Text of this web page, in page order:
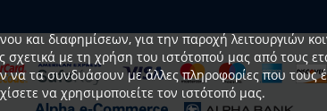
και διαφημίσεων, για την παροχή λειτουργιών
σχετικά με τη χρήση του ιστότοπού μας από τους
τα συνδυάσουν με άλλες πληροφορίες που τους
να χρησιμοποιείτε τον ιστότοπό μας.